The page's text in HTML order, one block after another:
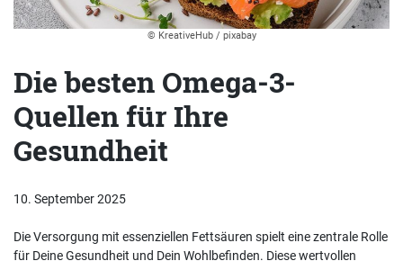
© KreativeHub / pixabay
Die besten Omega-3-
Quellen für Ihre
Gesundheit
10. September 2025
Die Versorgung mit essenziellen Fettsäuren spielt eine zentrale Rolle
für Deine Gesundheit und Dein Wohlbefinden. Diese wertvollen